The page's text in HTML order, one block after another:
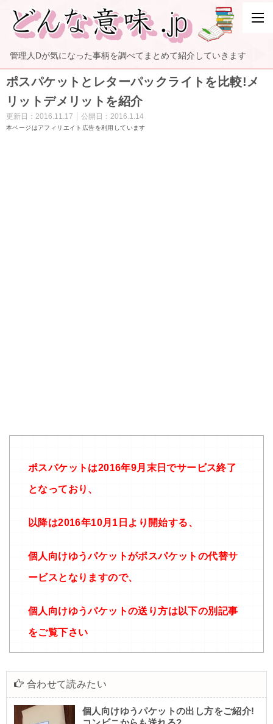
管理人Dが気になった事柄を調べてまとめて紹介していきます
ポスパケットとレターパックライトを比較!メ
リットデメリットを紹介
更新日： 2016.11.17 公開日： 2016.1.14
本ページはアフィリエイト広告を利用しています
ポスパケットは2016年9月末日でサービス終了
となっており、
以降は2016年10月1日より開始する、
個人向けゆうパケットがポスパケットの代替サ
ービスとなりますので、
個人向けゆうパケットの送り方は以下の別記事
をご覧下さい
合わせて読みたい
個人向けゆうパケットの出し方をご紹介!